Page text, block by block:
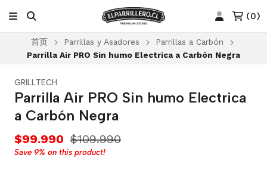
(0)
首页 Parrillas y Asadores
Parrillas a Carbón
Parrilla Air PRO Sin humo Electrica a Carbón Negra
GRILLTECH
Parrilla Air PRO Sin humo Electrica
a Carbón Negra
$99.990 $109.990
Save 9% on this product!